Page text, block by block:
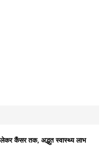
कैंसर तक, अद्भुत स्वास्थ्य लाभ